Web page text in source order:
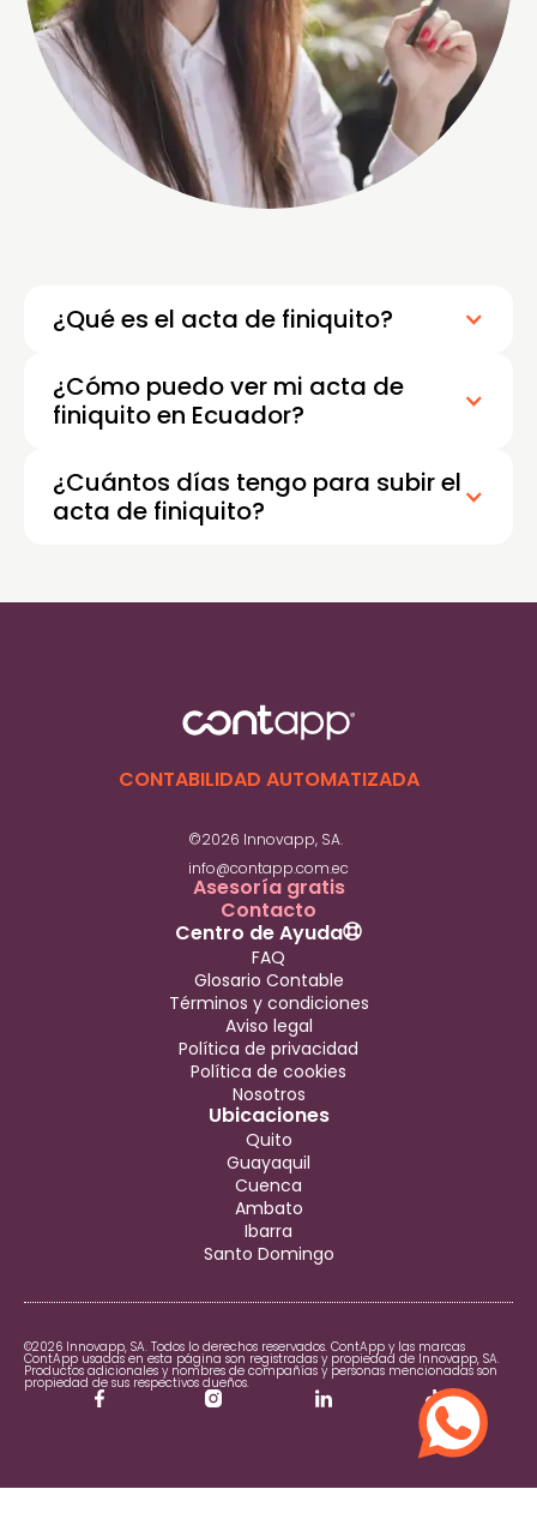
¿Qué es el acta de finiquito?
¿Cómo puedo ver mi acta de
finiquito en Ecuador?
¿Cuántos días tengo para subir el
acta de finiquito?
registrar y subir el acta de finiquito en el
CONTABILIDAD AUTOMATIZADA
©2026 Innovapp, SA.
info@contapp.com.ec
Asesoría gratis
Contacto
Ubicaciones
Quito
Guayaquil
Cuenca
Ambato
Ibarra
Santo Domingo
Centro de Ayuda
FAQ
Glosario Contable
Términos y condiciones
Aviso legal
Política de privacidad
Política de cookies
Nosotros
©2026 Innovapp, SA. Todos lo derechos reservados. ContApp y las marcas
ContApp usadas en esta página son registradas y propiedad de Innovapp, SA.
Productos adicionales y nombres de compañías y personas mencionadas son
propiedad de sus respectivos dueños.